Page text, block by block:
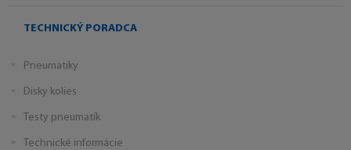
TECHNICKÝ PORADCA
Pneumatiky
Disky kolies
Testy pneumatík
Technické informácie